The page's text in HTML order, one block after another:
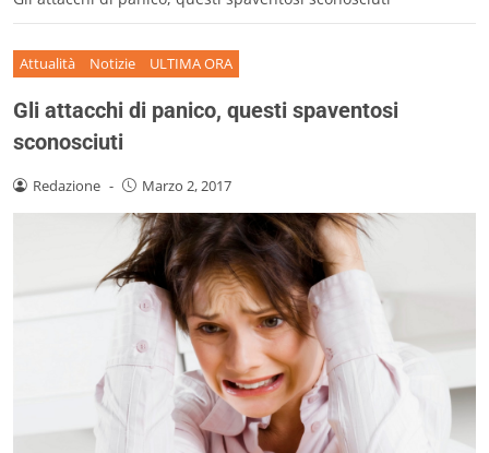
Attualità Notizie ULTIMA ORA
Gli attacchi di panico, questi spaventosi
sconosciuti
Redazione - Marzo 2, 2017